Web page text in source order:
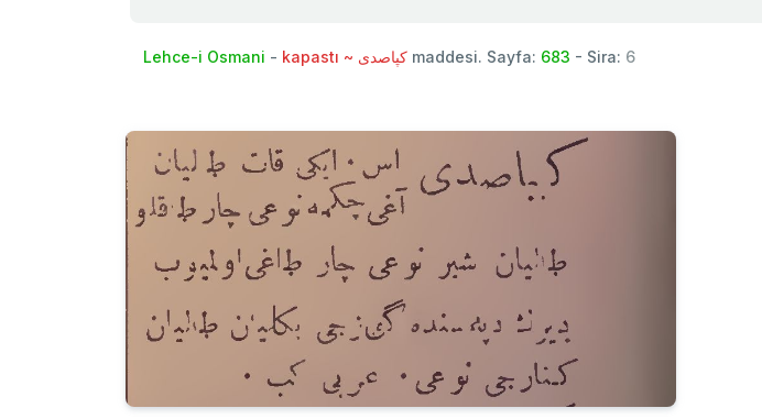
Lehce-i Osmani - kapastı ~ كپاصدی maddesi. Sayfa: 683 - Sira: 6